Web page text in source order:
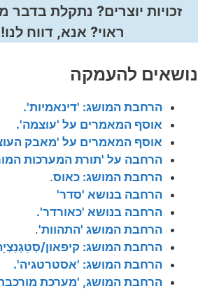
זכויות יוצרים? נתקלת בדבר
ראוי? אנא, דווח לנו!
נושאים להעמקה
הרחבת המושג: 'דינאמיות'.
אוסף המאמרים על 'עוצמה'.
אוסף המאמרים על 'מאבק
הרחבה על 'תורת המערכות
הרחבת המושג: כאוס.
הרחבה בנושא 'סדר'
הרחבה בנושא 'כאורדר'.
הרחבת המושג 'התהוות'.
הרחבת המושג: קיפאון/
הרחבת המושג: 'אסטרטגיה'.
הרחבת המושג, 'מערכת